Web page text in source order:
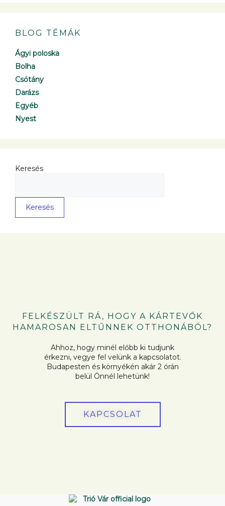
BLOG TÉMÁK
Ágyi poloska
Bolha
Csótány
Darázs
Egyéb
Nyest
Keresés
Keresés
FELKÉSZÜLT RÁ, HOGY A KÁRTEVŐK
HAMAROSAN ELTŰNNEK OTTHONÁBÓL?
Ahhoz, hogy minél előbb ki tudjunk
érkezni, vegye fel velünk a kapcsolatot.
Budapesten és környékén akár 2 órán
belül Önnél lehetünk!
KAPCSOLAT